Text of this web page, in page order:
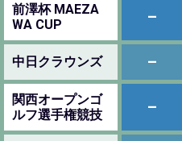
前澤杯 MAEZA
WA CUP
–
中日クラウンズ –
関西オープンゴ
ルフ選手権競技
–